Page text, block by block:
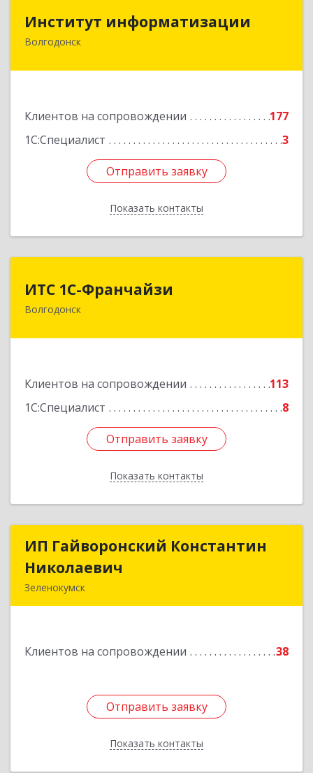
Институт информатизации
Волгодонск
Клиентов на сопровождении
177
1С:Специалист
3
Отправить заявку
Показать контакты
Институт информатизации
347383, Ростовская обл, Волгодонск г, Маршала
Отправить заявку
Назад
ИТС 1С-Франчайзи
Волгодонск
Клиентов на сопровождении
113
1С:Специалист
8
Отправить заявку
Показать контакты
ИТС 1С-Франчайзи
347380, Ростовская обл, Волгодонск г, Гагарина
Отправить заявку
Назад
ИП Гайворонский Константин
Николаевич
Зеленокумск
Клиентов на сопровождении 38
Отправить заявку
Показать контакты
ИП Гайворонский Константин
Подробнее
Отправить заявку
Назад